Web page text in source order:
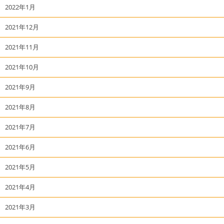
2022年1月
2021年12月
2021年11月
2021年10月
2021年9月
2021年8月
2021年7月
2021年6月
2021年5月
2021年4月
2021年3月